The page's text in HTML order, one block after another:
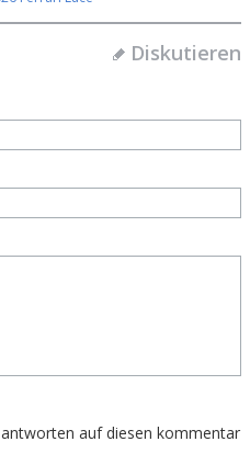
Diskutieren
auf diesen kommentar